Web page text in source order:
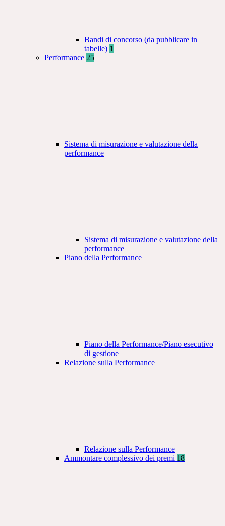
Bandi di concorso (da pubblicare in
tabelle) 1
Performance 25
Sistema di misurazione e valutazione della
performance
Sistema di misurazione e valutazione della
performance
Piano della Performance
Piano della Performance/Piano esecutivo
di gestione
Relazione sulla Performance
Relazione sulla Performance
Ammontare complessivo dei premi 18